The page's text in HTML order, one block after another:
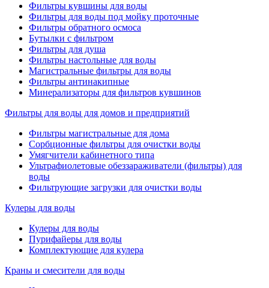
Фильтры кувшины для воды
Фильтры для воды под мойку проточные
Фильтры обратного осмоса
Бутылки с фильтром
Фильтры для душа
Фильтры настольные для воды
Магистральные фильтры для воды
Фильтры антинакипные
Минерализаторы для фильтров кувшинов
Фильтры для воды для домов и предприятий
Фильтры магистральные для дома
Сорбционные фильтры для очистки воды
Умягчители кабинетного типа
Ультрафиолетовые обеззараживатели (фильтры) для
воды
Фильтрующие загрузки для очистки воды
Кулеры для воды
Кулеры для воды
Пурифайеры для воды
Комплектующие для кулера
Краны и смесители для воды